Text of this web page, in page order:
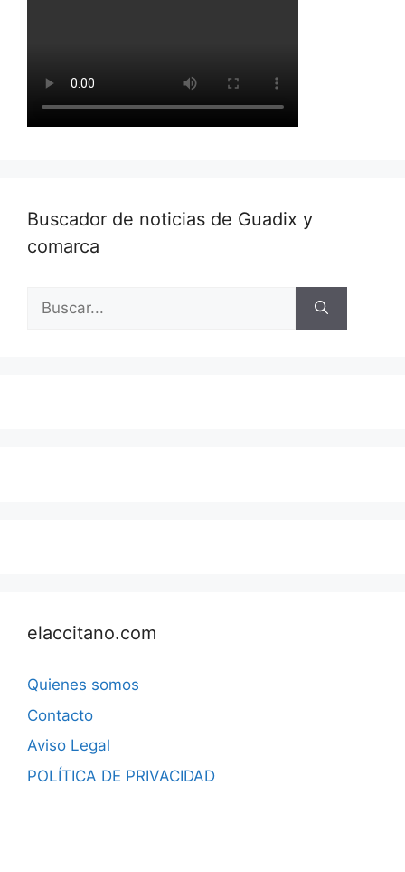
Buscador de noticias de Guadix y
comarca
Buscar:
elaccitano.com
Quienes somos
Contacto
Aviso Legal
POLÍTICA DE PRIVACIDAD